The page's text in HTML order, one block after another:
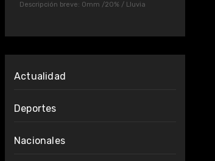
Descripción breve: 0mm /20% / Lluvia
Actualidad
Deportes
Nacionales